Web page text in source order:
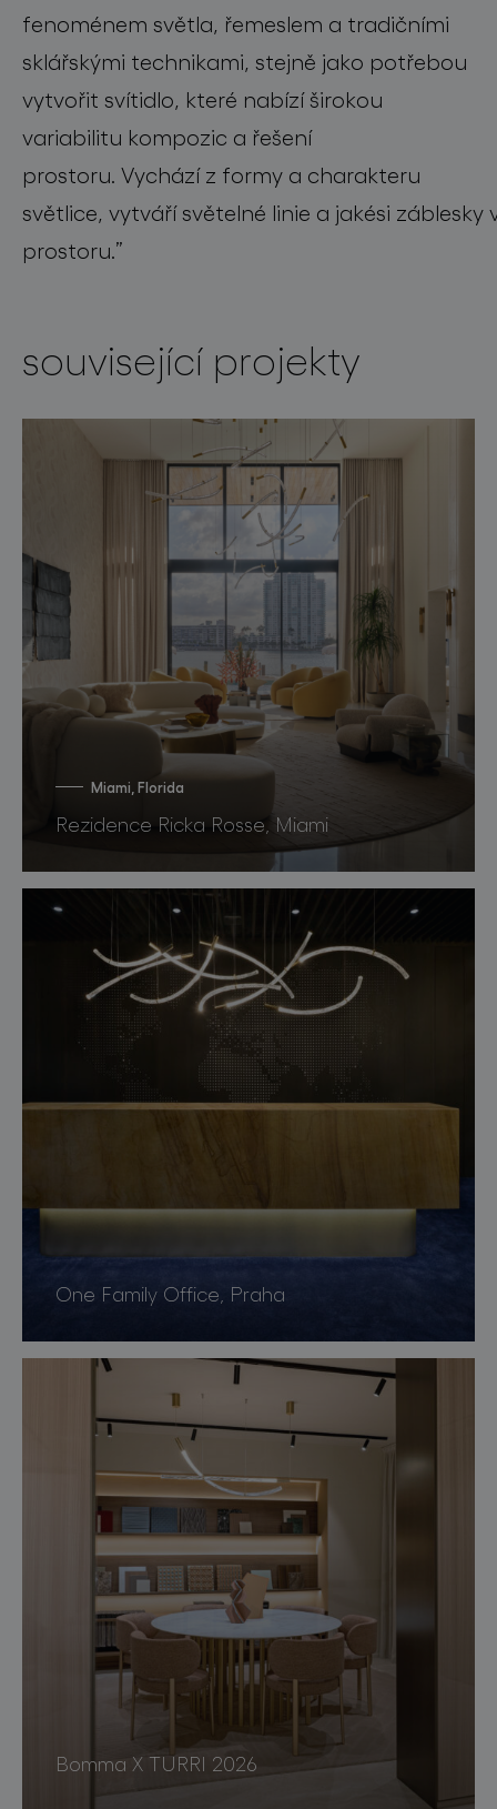
fenoménem světla, řemeslem a tradičními
sklářskými technikami, stejně jako potřebou
vytvořit svítidlo , které nabízí širokou
variabilitu kompozic a řešení
prostoru. Vycházíz formy a charakteru
světlice, vytvářísvětelné linie a jakési záblesky
prostoru ”
související projekty
Miami, Florida
Rezidence Ricka Rosse, Miami
One Family Office, Praha
Bomma X TURRI 2026